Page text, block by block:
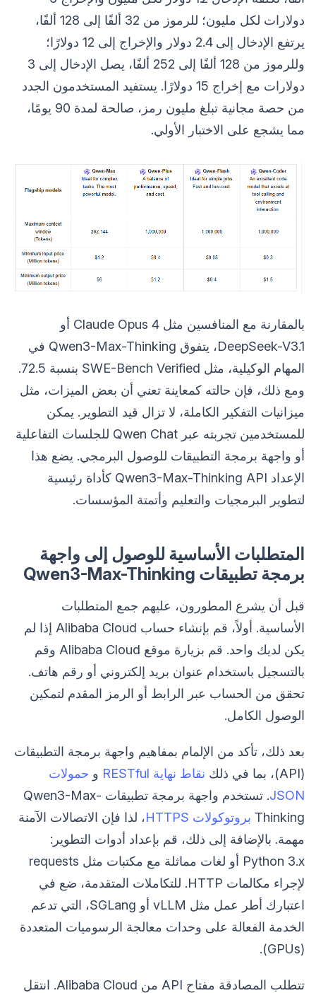
دولارات لكل مليون؛ للرموز من 32 ألفًا إلى 128 ألفًا،
يرتفع الإدخال إلى 2.4 دولار والإخراج إلى 12 دولارًا؛
وللرموز من 128 ألفًا إلى 252 ألفًا، يصل الإدخال إلى 3
دولارات مع إخراج 15 دولارًا. يستفيد المستخدمون الجدد
من حصة مجانية تبلغ مليون رمز، صالحة لمدة 90 يومًا،
مما يشجع على الاختبار الأولي.
بالمقارنة مع المنافسين مثل Claude Opus 4 أو
DeepSeek-V3.1، يتفوق Qwen3-Max-Thinking في
المهام الوكيلية، مثل SWE-Bench Verified بنسبة 72.5.
ومع ذلك، فإن حالته كمعاينة تعني أن بعض الميزات، مثل
ميزانيات التفكير الكاملة، لا تزال قيد التطوير. يمكن
للمستخدمين تجربته عبر Qwen Chat للجلسات التفاعلية
أو واجهة برمجة التطبيقات للوصول البرمجي. يضع هذا
الإعداد Qwen3-Max-Thinking API كأداة رئيسية
لتطوير البرمجيات والتعليم وأتمتة المؤسسات.
المتطلبات الأساسية للوصول إلى واجهة
برمجة تطبيقات Qwen3-Max-Thinking
قبل أن يشرع المطورون، عليهم جمع المتطلبات
الأساسية. أولاً، قم بإنشاء حساب Alibaba Cloud إذا لم
يكن لديك واحد. قم بزيارة موقع Alibaba Cloud وقم
بالتسجيل باستخدام عنوان بريد إلكتروني أو رقم هاتف.
تحقق من الحساب عبر الرابط أو الرمز المقدم لتمكين
الوصول الكامل.
بعد ذلك، تأكد من الإلمام بمفاهيم واجهة برمجة التطبيقات
(API)، بما في ذلك
نقاط نهاية RESTful و حمولات
JSON
. تستخدم واجهة برمجة تطبيقات Qwen3-Max-
Thinking بروتوكولات HTTPS
، لذا فإن الاتصالات الآمنة
مهمة. بالإضافة إلى ذلك، قم بإعداد أدوات التطوير:
Python 3.x أو لغات مماثلة مع مكتبات مثل requests
لإجراء مكالمات HTTP. للتكاملات المتقدمة، ضع في
اعتبارك أطر عمل مثل vLLM أو SGLang، التي تدعم
الخدمة الفعالة على وحدات معالجة الرسوميات المتعددة
(GPUs).
تتطلب المصادقة مفتاح API من Alibaba Cloud. انتقل